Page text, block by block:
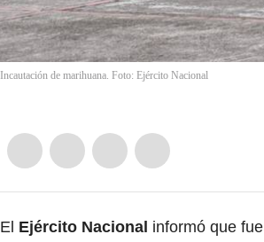
Incautación de marihuana. Foto: Ejército Nacional
El Ejército Nacional informó que fue